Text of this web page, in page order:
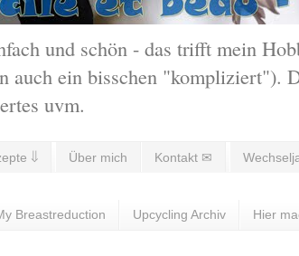
und schön - das trifft mein
auch ein bisschen "kompliziert").
uvm.
⇓ Über mich Kontakt ✉
Breastreduction Upcycling Archiv Hier